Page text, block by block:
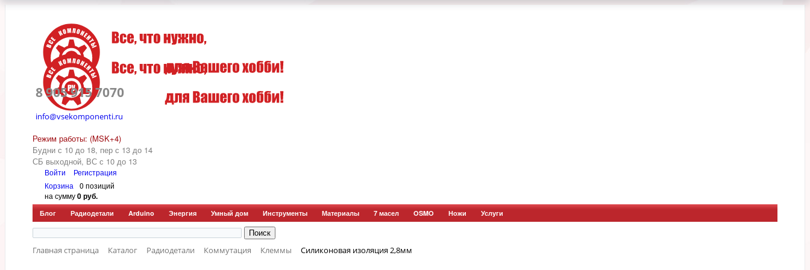
8 905 915 7070
info@vsekomponenti.ru
Режим работы: (MSK+4)
Будни с 10 до 18, пер с 13 до 14
СБ выходной, ВС с 10 до 13
Войти
Регистрация
Корзина
0 позиций
на сумму0 руб.
Блог Радиодетали Arduino Энергия Умный дом Инструменты Материалы 7 масел OSMO Ножи Услуги
Главная страница Каталог Радиодетали Коммутация Клеммы Силиконовая изоляция 2,8мм